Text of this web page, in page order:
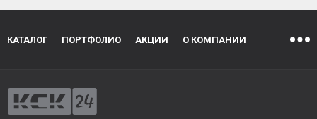
КАТАЛОГ ПОРТФОЛИО АКЦИИ О КОМПАНИИ